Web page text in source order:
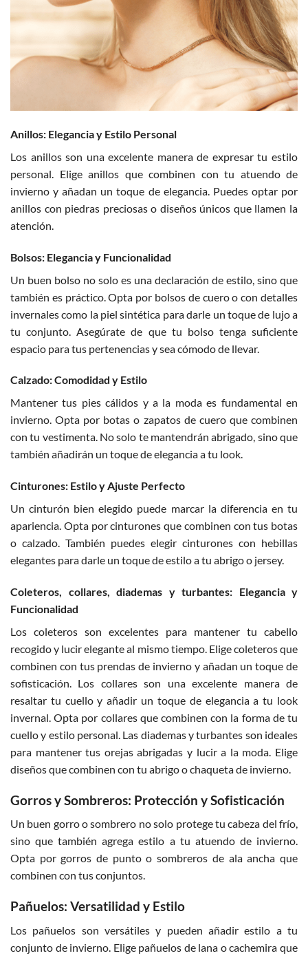
Anillos: Elegancia y Estilo Personal
Los anillos son una excelente manera de expresar tu estilo
personal. Elige anillos que combinen con tu atuendo de
invierno y añadan un toque de elegancia. Puedes optar por
anillos con piedras preciosas o diseños únicos que llamen la
atención.
Bolsos: Elegancia y Funcionalidad
Un buen bolso no solo es una declaración de estilo, sino que
también es práctico. Opta por bolsos de cuero o con detalles
invernales como la piel sintética para darle un toque de lujo a
tu conjunto. Asegúrate de que tu bolso tenga suficiente
espacio para tus pertenencias y sea cómodo de llevar.
Calzado: Comodidad y Estilo
Mantener tus pies cálidos y a la moda es fundamental en
invierno. Opta por botas o zapatos de cuero que combinen
con tu vestimenta. No solo te mantendrán abrigado, sino que
también añadirán un toque de elegancia a tu look.
Cinturones: Estilo y Ajuste Perfecto
Un cinturón bien elegido puede marcar la diferencia en tu
apariencia. Opta por cinturones que combinen con tus botas
o calzado. También puedes elegir cinturones con hebillas
elegantes para darle un toque de estilo a tu abrigo o jersey.
Coleteros, collares, diademas y turbantes: Elegancia y
Funcionalidad
Los coleteros son excelentes para mantener tu cabello
recogido y lucir elegante al mismo tiempo. Elige coleteros que
combinen con tus prendas de invierno y añadan un toque de
sofisticación. Los collares son una excelente manera de
resaltar tu cuello y añadir un toque de elegancia a tu look
invernal. Opta por collares que combinen con la forma de tu
cuello y estilo personal. Las diademas y turbantes son ideales
para mantener tus orejas abrigadas y lucir a la moda. Elige
diseños que combinen con tu abrigo o chaqueta de invierno.
Gorros y Sombreros: Protección y Sofisticación
Un buen gorro o sombrero no solo protege tu cabeza del frío,
sino que también agrega estilo a tu atuendo de invierno.
Opta por gorros de punto o sombreros de ala ancha que
combinen con tus conjuntos.
Pañuelos: Versatilidad y Estilo
Los pañuelos son versátiles y pueden añadir estilo a tu
conjunto de invierno. Elige pañuelos de lana o cachemira que